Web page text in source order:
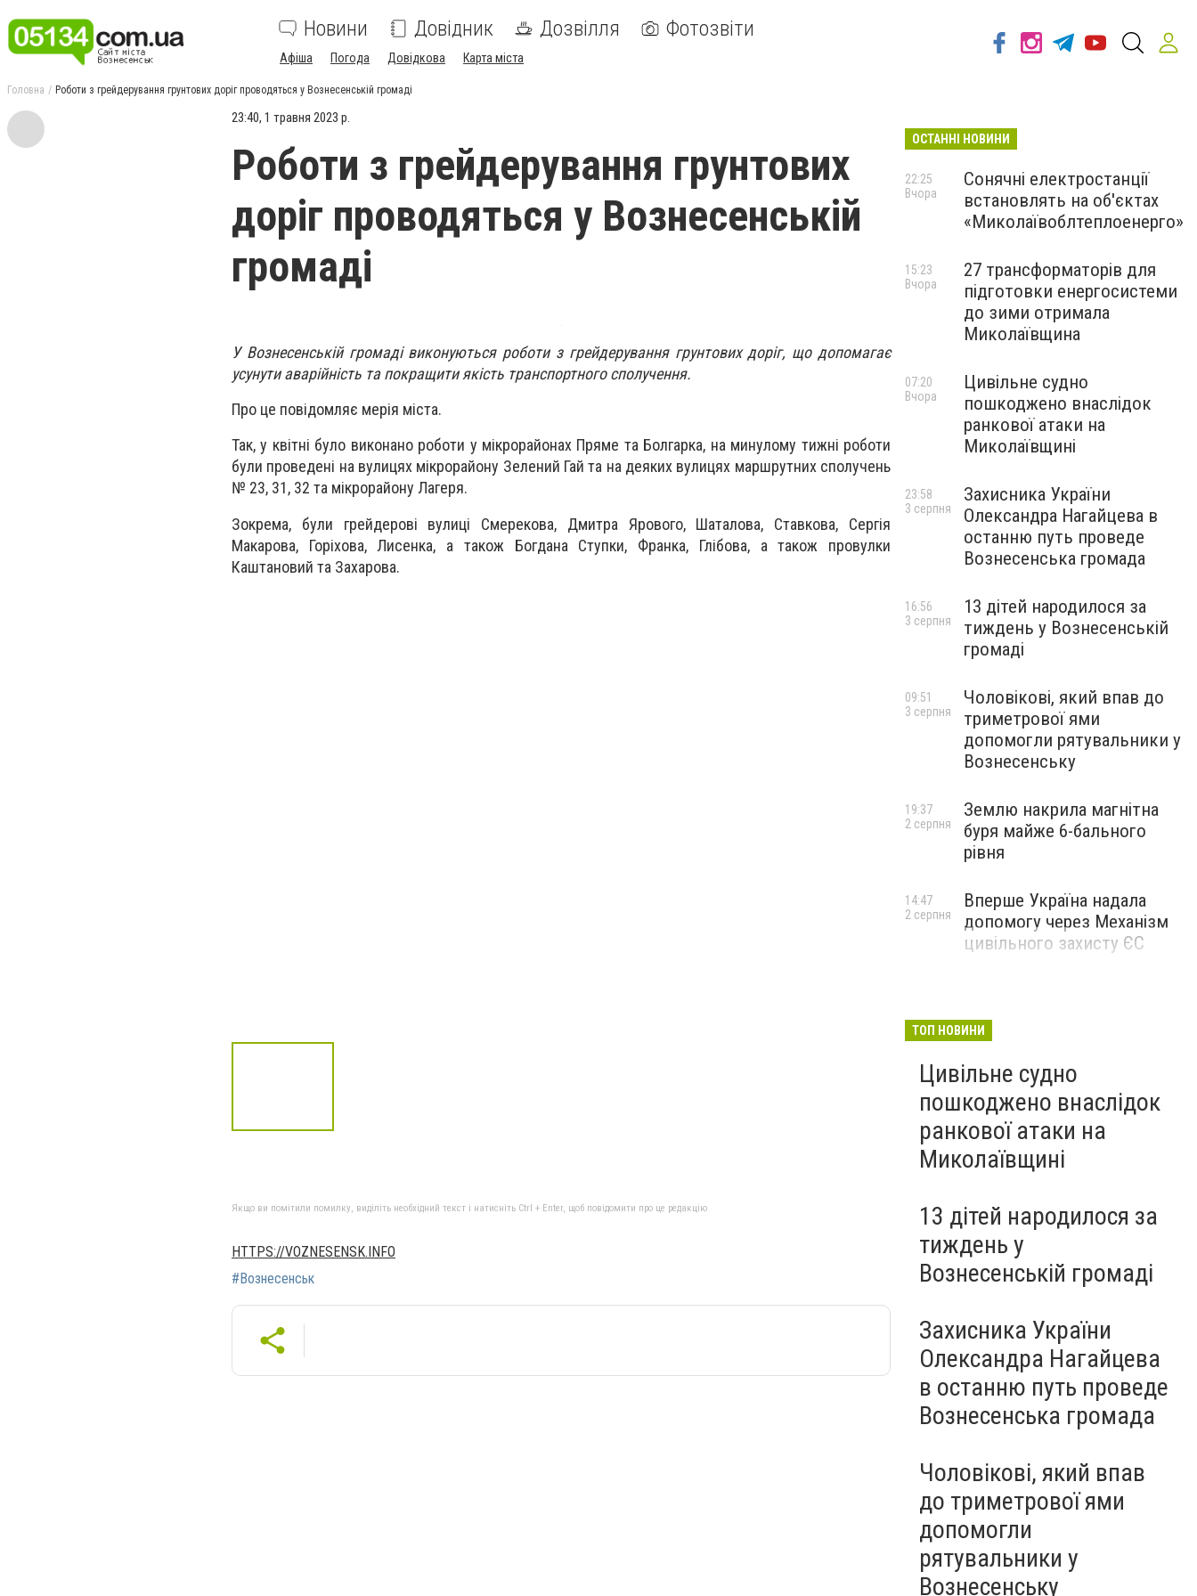
Новини Довідник Дозвілля Фотозвіти
Афіша Погода Довідкова Карта міста
Головна Роботи з грейдерування грунтових доріг проводяться у Вознесенській громаді
23:40, 1 травня 2023 р.
Роботи з грейдерування грунтових
доріг проводяться у Вознесенській
громаді
У Вознесенській громаді виконуються роботи з грейдерування грунтових доріг, що допомагає
усунути аварійність та покращити якість транспортного сполучення.
Про це повідомляє мерія міста.
Так, у квітні було виконано роботи у мікрорайонах Пряме та Болгарка, на минулому тижні роботи
були проведені на вулицях мікрорайону Зелений Гай та на деяких вулицях маршрутних сполучень
№ 23, 31, 32 та мікрорайону Лагеря.
Зокрема, були грейдерові вулиці Смерекова, Дмитра Ярового, Шаталова, Ставкова, Сергія
Макарова, Горіхова, Лисенка, а також Богдана Ступки, Франка, Глібова, а також провулки
Каштановий та Захарова.
Якщо ви помітили помилку, виділіть необхідний текст і натисніть Ctrl + Enter, щоб повідомити про це редакцію
HTTPS://VOZNESENSK.INFO
#Вознесенськ
ОСТАННІ НОВИНИ
Сонячні електростанції
встановлять на об'єктах
«Миколаївоблтеплоенерго»
22:25
Вчора
27 трансформаторів для
підготовки енергосистеми
до зими отримала
Миколаївщина
15:23
Вчора
Цивільне судно
пошкоджено внаслідок
ранкової атаки на
Миколаївщині
07:20
Вчора
Захисника України
Олександра Нагайцева в
останню путь проведе
Вознесенська громада
23:58
3 серпня
13 дітей народилося за
тиждень у Вознесенській
громаді
16:56
3 серпня
Чоловікові, який впав до
триметрової ями
допомогли рятувальники у
Вознесенську
09:51
3 серпня
Землю накрила магнітна
буря майже 6-бального
рівня
19:37
2 серпня
Вперше Україна надала
допомогу через Механізм
цивільного захисту ЄС
14:47
2 серпня
ТОП НОВИНИ
Цивільне судно
пошкоджено внаслідок
ранкової атаки на
Миколаївщині
13 дітей народилося за
тиждень у
Вознесенській громаді
Захисника України
Олександра Нагайцева
в останню путь проведе
Вознесенська громада
Чоловікові, який впав
до триметрової ями
допомогли
рятувальники у
Вознесенську